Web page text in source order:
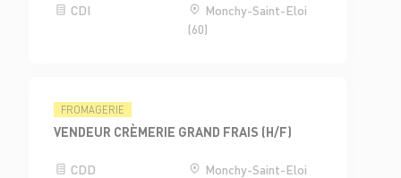
CDI
Monchy-Saint-Eloi
(60)
FROMAGERIE
VENDEUR CRÈMERIE GRAND FRAIS (H/F)
CDD
Monchy-Saint-Eloi